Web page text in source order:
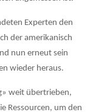
Experten den
der amerikanisch
nun erneut sein
wieder heraus.
weit übertrieben,
Ressourcen, um den